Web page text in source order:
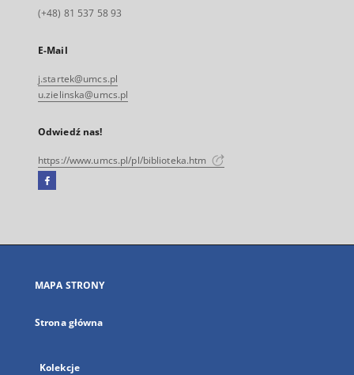
(+48) 81 537 58 93
E-Mail
j.startek@umcs.pl
u.zielinska@umcs.pl
Odwiedź nas!
https://www.umcs.pl/pl/biblioteka.htm
Facebook
się
karcie
MAPA STRONY
Strona główna
Kolekcje